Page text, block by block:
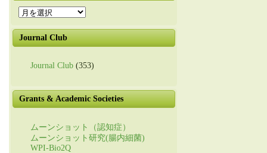
Past
News
Journal Club
Journal Club (353)
Grants & Academic Societies
ムーンショット（認知症）
ムーンショット研究(腸内細菌)
WPI-Bio2Q